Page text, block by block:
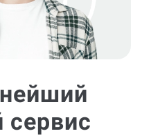
сервис